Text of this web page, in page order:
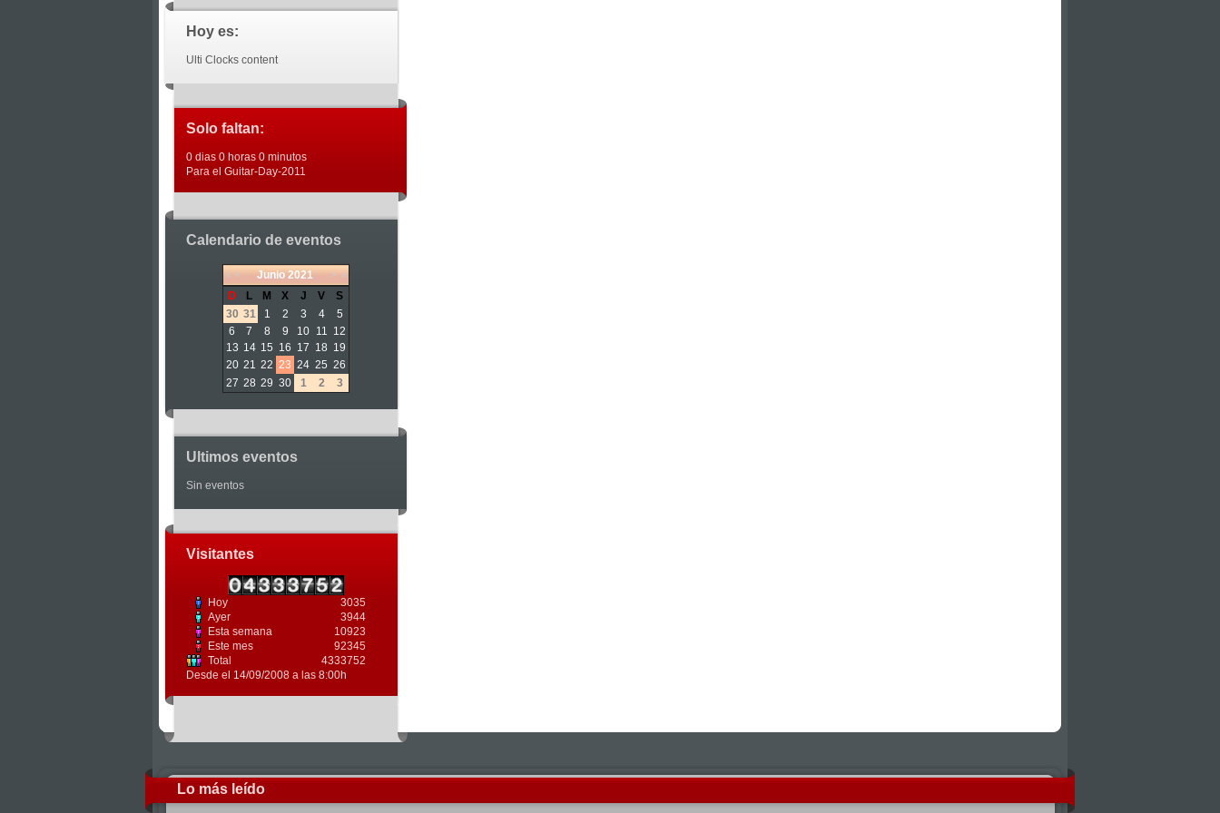
Hoy es:
Ulti Clocks content
Solo faltan:
0 dias 0 horas 0 minutos
Para el Guitar-Day-2011
Calendario de eventos
« < Junio 2021 > »
D
L M X J V
S
30 31 1 2 3 4
5
6
7 8 9 10 11 12
13 14 15 16 17 18 19
20 21 22 23 24 25 26
27 28 29 30 1 2 3
Ultimos eventos
Sin eventos
Visitantes
Hoy
3035
Ayer
3944
Esta semana
10923
Este mes
92345
Total
4333752
Desde el 14/09/2008 a las 8:00h
Lo más leído